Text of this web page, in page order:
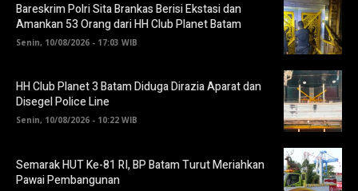
Bareskrim Polri Sita Brankas Berisi Ekstasi dan
Amankan 53 Orang dari HH Club Planet Batam
Senin, 10/08/2026 - 17:03 WIB
HH Club Planet 3 Batam Diduga Dirazia Aparat dan
Disegel Police Line
Senin, 10/08/2026 - 10:22 WIB
Semarak HUT Ke-81 RI, BP Batam Turut Meriahkan
Pawai Pembangunan